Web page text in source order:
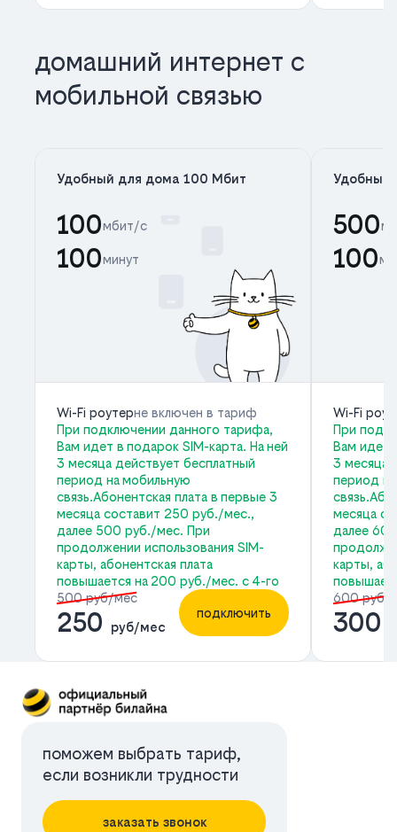
домашний интернет с
мобильной связью
Удобный для дома 100 Мбит
100мбит/с
100минут
Wi-Fi роутерне включен в тариф
При подключении данного тарифа,
Вам идет в подарок SIM-карта. На ней
3 месяца действует бесплатный
период на мобильную
связь.Абонентская плата в первые 3
месяца составит 250 руб./мес.,
далее 500 руб./мес. При
продолжении использования SIM-
карты, абонентская плата
повышается на 200 руб./мес. с 4-го
500 руб/мес
250 руб/мес
подключить
Удобный
500
100
Wi-Fi
При
Вам идет
3 месяца
период
месяца
далее
карты,
600 руб/
300
поможем выбрать тариф,
если возникли трудности
заказать звонок